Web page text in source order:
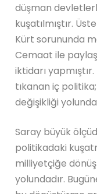
düşman
kuşatılmıştır.
Kürt sorununda
Cemaat ile
iktidarı
tıkanan iç
değişikliği
Saray büyük
politikadaki
milliyetçiğe
yolundadır.